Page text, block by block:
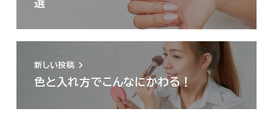
選
新しい投稿
色と入れ方でこんなにかわる！